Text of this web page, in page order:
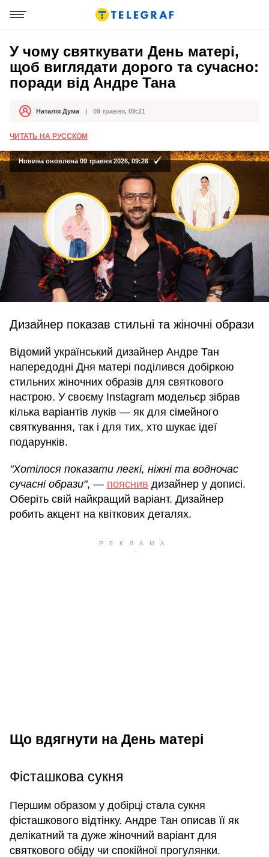
У чому святкувати День матері,
щоб виглядати дорого та сучасно:
поради від Андре Тана
АвторНаталія Дума
Дата публікації 09 травня, 09:21
ЧИТАТЬ НА РУССКОМ
Новина оновлена 09 травня 2026, 09:26
Дизайнер показав стильні та жіночні образи
Відомий український дизайнер Андре Тан
напередодні Дня матері поділився добіркою
стильних жіночних образів для святкового
настрою. У своєму Instagram модельєр зібрав
кілька варіантів луків — як для сімейного
святкування, так і для тих, хто шукає ідеї
подарунків.
"Хотілося показати легкі, ніжні та водночас
сучасні образи", — пояснив дизайнер у дописі.
Оберіть свій найкращий варіант. Дизайнер
робить акцент на квіткових деталях.
Що вдягнути на День матері
Фісташкова сукня
Першим образом у добірці стала сукня
фісташкового відтінку. Андре Тан описав її як
делікатний та дуже жіночний варіант для
святкового обіду чи спокійної прогулянки.